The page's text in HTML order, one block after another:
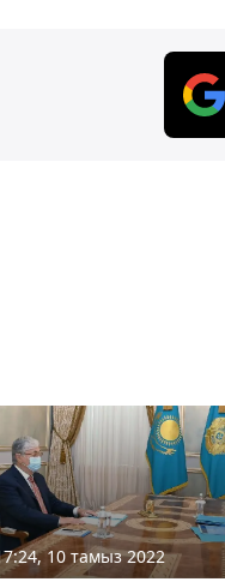
10 тамыз 2022